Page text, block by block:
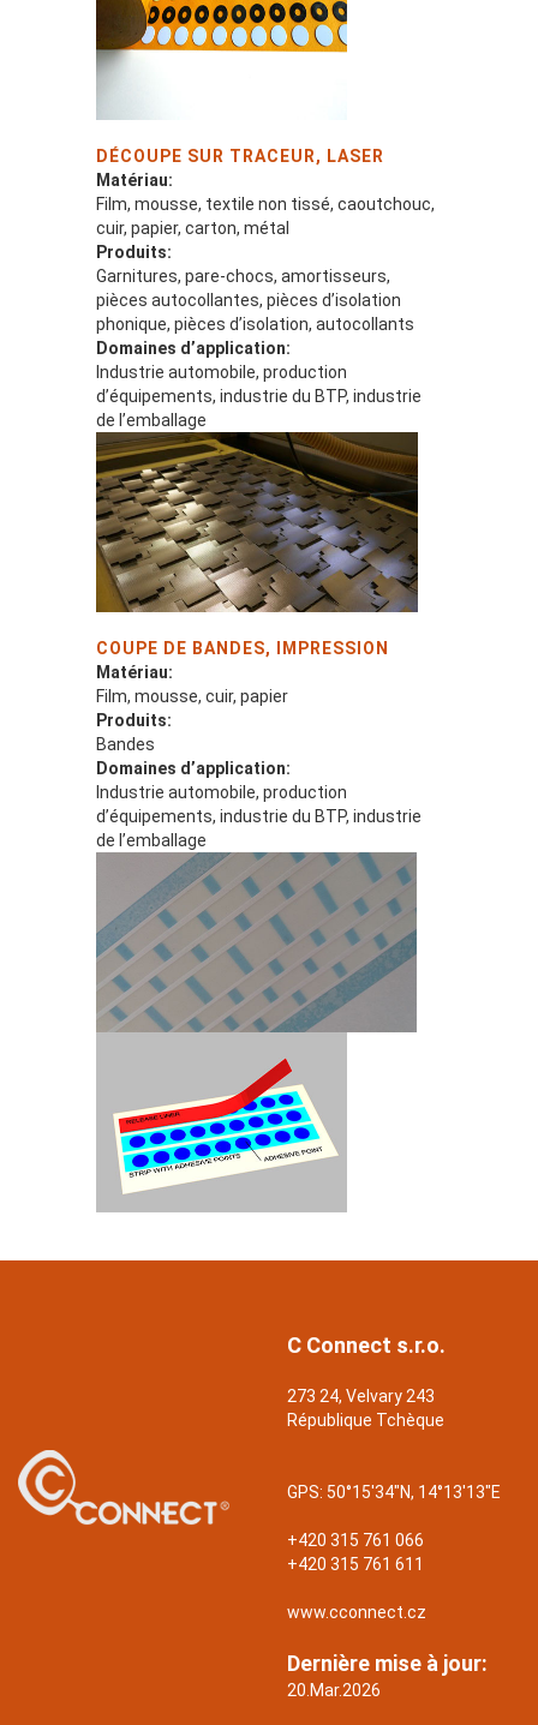
DÉCOUPE SUR TRACEUR, LASER
Matériau:
Film, mousse, textile non tissé, caoutchouc,
cuir, papier, carton, métal
Produits:
Garnitures, pare-chocs, amortisseurs,
pièces autocollantes, pièces d’isolation
phonique, pièces d’isolation, autocollants
Domaines d’application:
Industrie automobile, production
d’équipements, industrie du BTP, industrie
de l’emballage
COUPE DE BANDES, IMPRESSION
Matériau:
Film, mousse, cuir, papier
Produits:
Bandes
Domaines d’application:
Industrie automobile, production
d’équipements, industrie du BTP, industrie
de l’emballage
C Connect s.r.o.
273 24, Velvary 243
République Tchèque
GPS: 50°15'34"N, 14°13'13"E
+420 315 761 066
+420 315 761 611
www.cconnect.cz
Dernière mise à jour:
20.Mar.2026